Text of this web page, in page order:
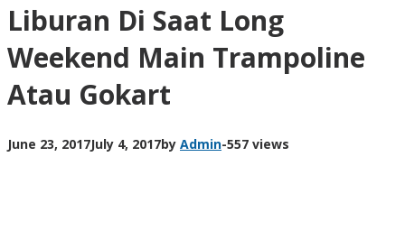
Liburan Di Saat Long
Weekend Main Trampoline
Atau Gokart
June 23, 2017July 4, 2017by Admin-557 views